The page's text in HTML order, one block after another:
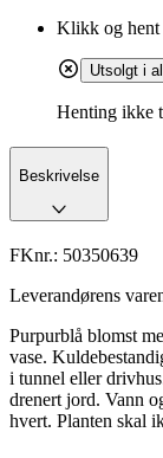
Klikk og
Utsolgt i
Henting ikke
Beskrivelse
FKnr.: 50350639
Leverandørens
Purpurblå blomst
vase.
i tunnel eller
drenert jord. Vann
hvert. Planten skal